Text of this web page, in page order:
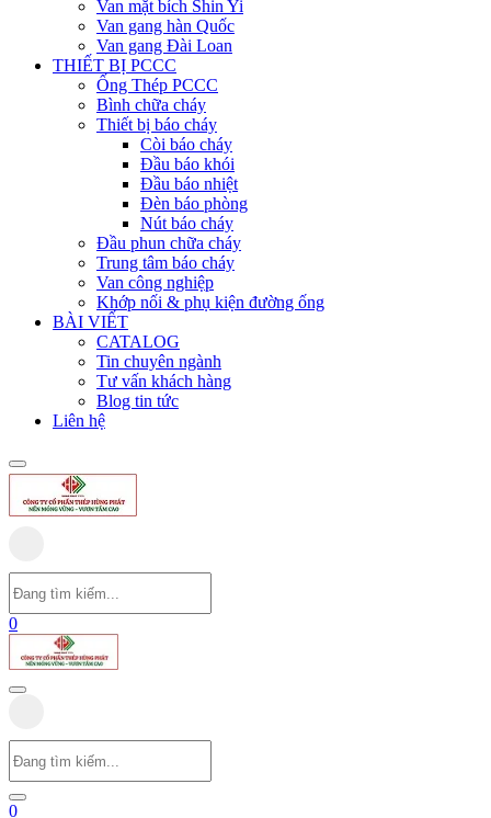
Van mặt bích Shin Yi
Van gang hàn Quốc
Van gang Đài Loan
THIẾT BỊ PCCC
Ống Thép PCCC
Bình chữa cháy
Thiết bị báo cháy
Còi báo cháy
Đầu báo khói
Đầu báo nhiệt
Đèn báo phòng
Nút báo cháy
Đầu phun chữa cháy
Trung tâm báo cháy
Van công nghiệp
Khớp nối & phụ kiện đường ống
BÀI VIẾT
CATALOG
Tin chuyên ngành
Tư vấn khách hàng
Blog tin tức
Liên hệ
0
0